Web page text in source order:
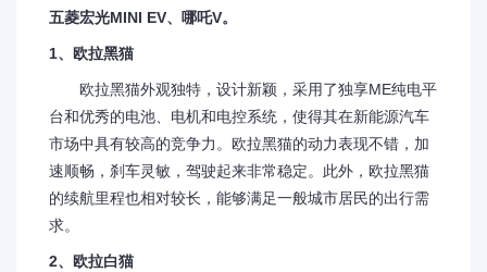
五菱宏光MINI EV、哪吒V。
1、欧拉黑猫
欧拉黑猫外观独特，设计新颖，采用了独享ME纯电平
台和优秀的电池、电机和电控系统，使得其在新能源汽车
市场中具有较高的竞争力。欧拉黑猫的动力表现不错，加
速顺畅，刹车灵敏，驾驶起来非常稳定。此外，欧拉黑猫
的续航里程也相对较长，能够满足一般城市居民的出行需
求。
2、欧拉白猫